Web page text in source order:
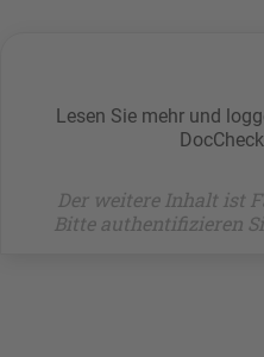
Lesen Sie mehr und
Der weitere Inhalt ist
Bitte authentifizieren